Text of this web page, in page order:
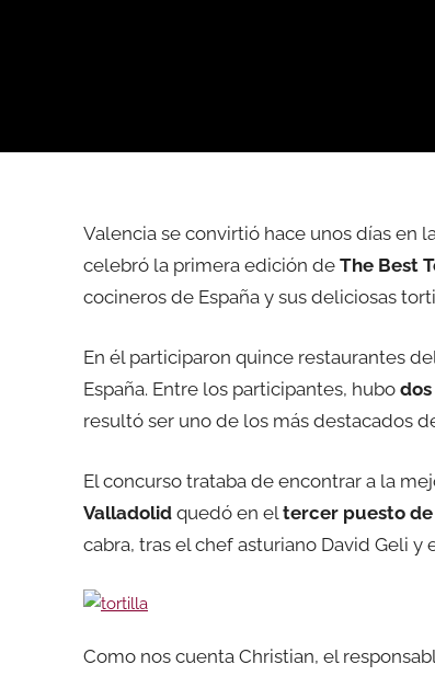
Valencia se convirtió hace unos días en
celebró la primera edición de The Best
cocineros de España y sus deliciosas
En él participaron quince restaurantes
España. Entre los participantes, hubo
resultó ser uno de los más destacados
El concurso trataba de encontrar a la
Valladolid quedó en eltercer puesto
cabra, tras el chef asturiano David Geli y
Como nos cuenta Christian, el